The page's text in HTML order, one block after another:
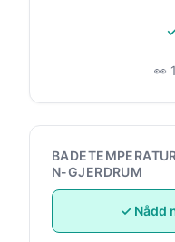
👀
N-GJERDRUM
✓ Nådd